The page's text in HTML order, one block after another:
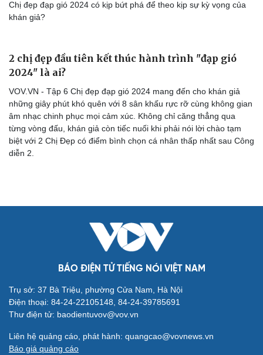
Cải chính
Chị đẹp đạp gió 2024 có kịp bứt phá để theo kịp sự kỳ vọng của
khán giả?
những giây phút khó quên với 8 sân khấu rực rỡ cùng không gian
âm nhạc chinh phục mọi cảm xúc. Không chỉ căng thẳng qua
từng vòng đấu, khán giả còn tiếc nuối khi phải nói lời chào tạm
biệt với 2 Chị Đẹp có điểm bình chọn cá nhân thấp nhất sau Công